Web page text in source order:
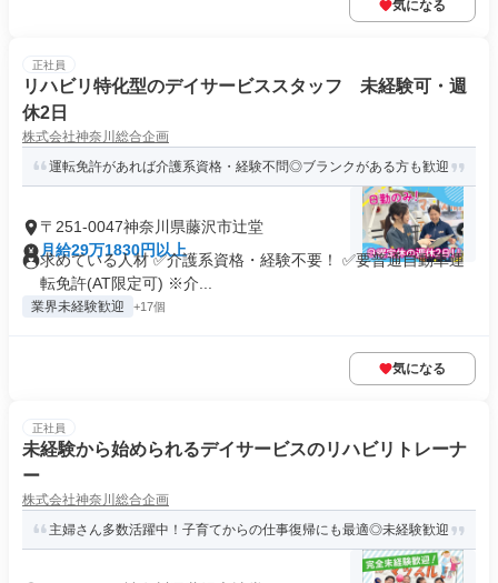
気になる
正社員
リハビリ特化型のデイサービススタッフ 未経験可・週
休2日
株式会社神奈川総合企画
運転免許があれば介護系資格・経験不問◎ブランクがある方も歓迎
〒251-0047神奈川県藤沢市辻堂
月給29万1830円以上
求めている人材 ✅介護系資格・経験不要！ ✅要普通自動車運
転免許(AT限定可) ※介...
業界未経験歓迎 +17個
気になる
正社員
未経験から始められるデイサービスのリハビリトレーナ
ー
株式会社神奈川総合企画
主婦さん多数活躍中！子育てからの仕事復帰にも最適◎未経験歓迎